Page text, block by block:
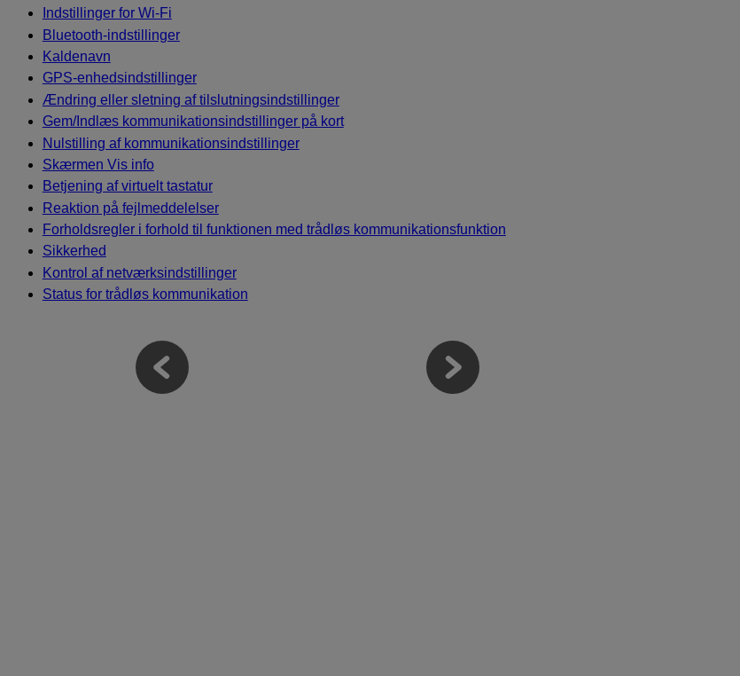
Indstillinger for Wi-Fi
Bluetooth-indstillinger
Kaldenavn
GPS-enhedsindstillinger
Ændring eller sletning af tilslutningsindstillinger
Gem/Indlæs kommunikationsindstillinger på kort
Nulstilling af kommunikationsindstillinger
Skærmen Vis info
Betjening af virtuelt tastatur
Reaktion på fejlmeddelelser
Forholdsregler i forhold til funktionen med trådløs kommunikationsfunktion
Sikkerhed
Kontrol af netværksindstillinger
Status for trådløs kommunikation